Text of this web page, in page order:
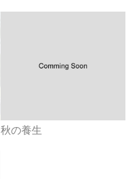
秋の養生